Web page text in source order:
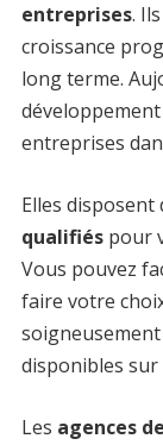
entreprises.
croissance
long terme.
développement
entreprises
Elles disposent
qualifiéspour
Vous pouvez
faire votre
disponibles sur
Les agences